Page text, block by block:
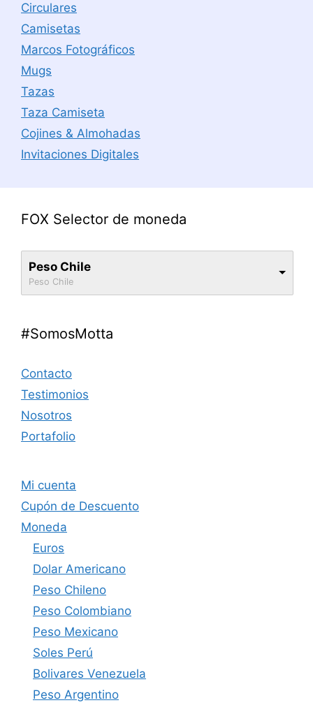
Circulares
Camisetas
Marcos Fotográficos
Mugs
Tazas
Taza Camiseta
Cojines & Almohadas
Invitaciones Digitales
FOX Selector de moneda
Peso Chile
Peso Chile
#SomosMotta
Contacto
Testimonios
Nosotros
Portafolio
Mi cuenta
Cupón de Descuento
Moneda
Euros
Dolar Americano
Peso Chileno
Peso Colombiano
Peso Mexicano
Soles Perú
Bolivares Venezuela
Peso Argentino